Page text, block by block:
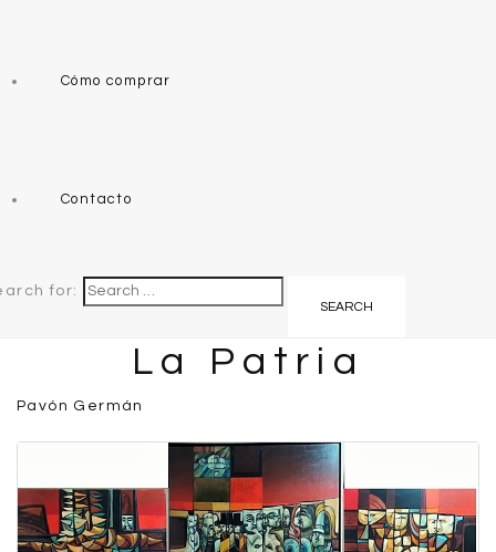
Cómo comprar
Contacto
for:
La Patria
Pavón Germán